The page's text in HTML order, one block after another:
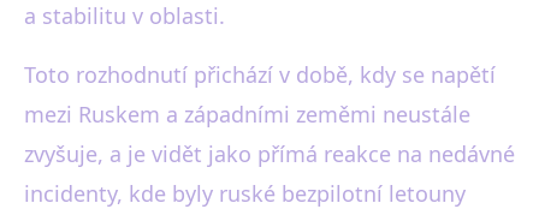
a stabilitu v oblasti.
Toto rozhodnutí přichází v době, kdy se napětí
mezi Ruskem a západními zeměmi neustále
zvyšuje, a je vidět jako přímá reakce na nedávné
incidenty, kde byly ruské bezpilotní letouny